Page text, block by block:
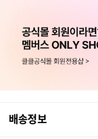
배송정보